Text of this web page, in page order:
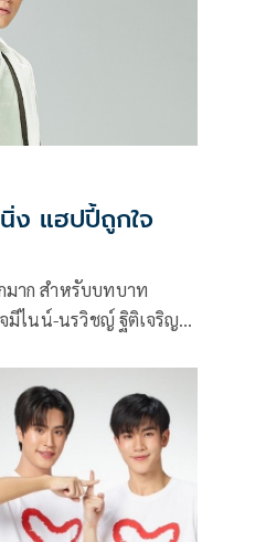
กับกิจกรรมภายในงาน
ส์จากทั้ง 4 ศิลปิน
ใจ
มาก สำหรับบทบาท
มีไนน์-นรวิชญ์ ฐิติเจริญ
ด้อย่างมีมิติ แถมยังโชว์สกิ
รึมคูลเป็นธรรมชาติ
องออกไปอีกมุมหนึ่งที่เจ้า
ยงตอบรับเป็นอย่างดีจาก